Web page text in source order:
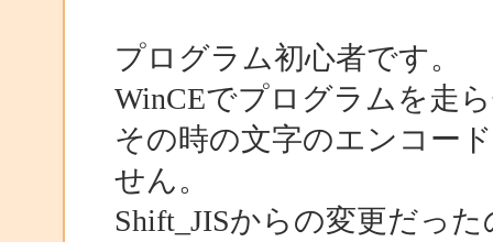
プログラム初心者です。
WinCEでプログラムを走
その時の文字のエンコー
せん。
Shift_JISからの変更だっ